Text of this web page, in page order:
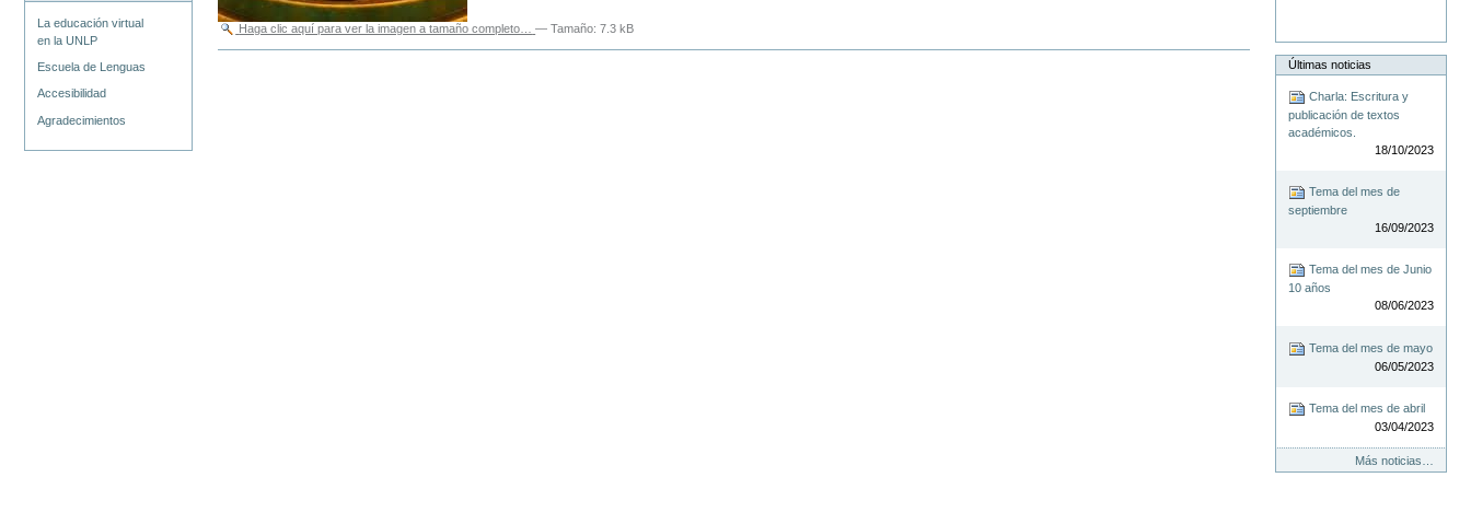
La educación virtual
en la UNLP
Escuela de Lenguas
Accesibilidad
Agradecimientos
Haga clic aquí para ver la imagen a tamaño completo… —Tamaño:7.3 kB
Últimas noticias
Charla: Escritura y
publicación de textos
académicos.
18/10/2023
Tema del mes de
septiembre
16/09/2023
Tema del mes de Junio
10 años
08/06/2023
Tema del mes de mayo
06/05/2023
Tema del mes de abril
03/04/2023
Más noticias…